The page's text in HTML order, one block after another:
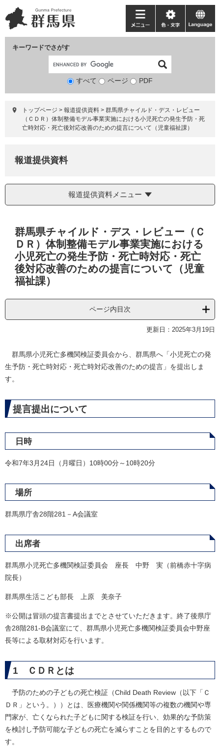
ー
ジ
ニ
ュ
て
キーワードでさがす
検
象
すべて ページ PDF
メ
ニ
ー
色・
文
language
トップページ > 報道提供資料 > 群馬県チャイルド・デス・レビュー
（ＣＤＲ）体制整備モデル事業実施における小児死亡の発生予防・死
亡時対応・死亡後対応改善のための提言について（児童福祉課）
報道提供資料
報道提供資料メニュー
群馬県チャイルド・デス・レビュー（Ｃ
ＤＲ）体制整備モデル事業実施における
小児死亡の発生予防・死亡時対応・死亡
後対応改善のための提言について（児童
福祉課）
ページ内目次
更新日：2025年3月19日
群馬県小児死亡多機関検証委員会から、群馬県へ「小児死亡の発
生予防・死亡時対応・死亡時対応改善のための提言」を提出しま
す。
提言提出について
日時
令和7年3月24日（月曜日）10時00分～10時20分
場所
群馬県庁舎28階281－A会議室
出席者
群馬県小児死亡多機関検証委員会 座長 中野 実（前橋赤十字病
院長）
群馬県生活こども部長 上原 美奈子
※公開は冒頭の提言書提出までとさせていただきます。終了後県庁
舎28階281-B会議室にて、群馬県小児死亡多機関検証委員会中野座
長等による取材対応を行います。
1 ＣＤＲとは
予防のための子どもの死亡検証（Child Death Review（以下「Ｃ
ＤＲ」という。））とは、医療機関や関係機関等の複数の機関や専
門家が、亡くなられた子どもに関する検証を行い、効果的な予防策
を検討し予防可能な子どもの死亡を減らすことを目的とするもので
す。